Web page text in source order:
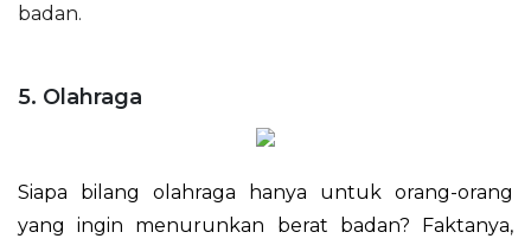
badan.
5. Olahraga
Siapa bilang olahraga hanya untuk orang-orang
yang ingin menurunkan berat badan? Faktanya,